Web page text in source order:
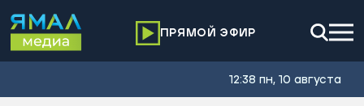
ПРЯМОЙ ЭФИР
12:38 пн, 10 августа